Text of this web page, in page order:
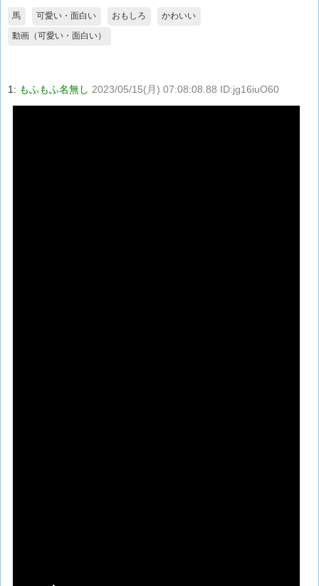
馬 可愛い・面白い おもしろ
かわいい
動画（可愛い・面白い）
1: もふもふ名無し 2023/05/15(月) 07:08:08.88 ID:jg16iuO60